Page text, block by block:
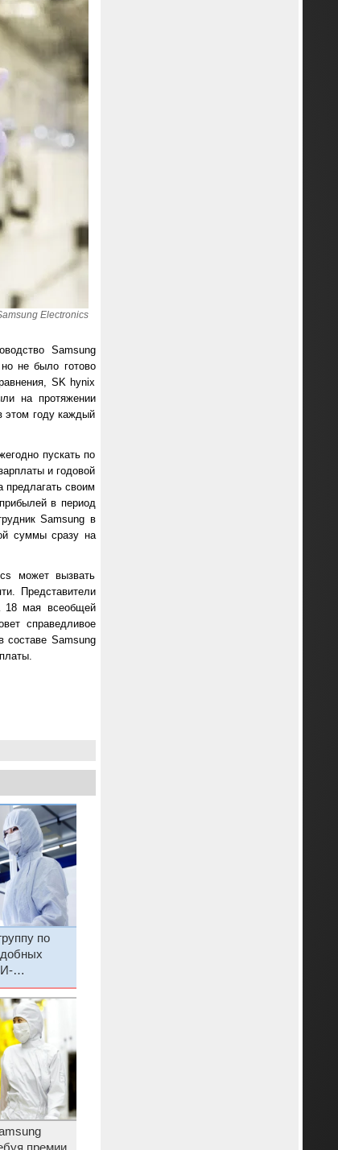
Electronics
Samsung
не было готово
SK hynix
на протяжении
этом году каждый
пускать по
и годовой
предлагать своим
в период
Samsung в
суммы сразу на
может вызвать
Представители
18 мая всеобщей
справедливое
составе Samsung
по